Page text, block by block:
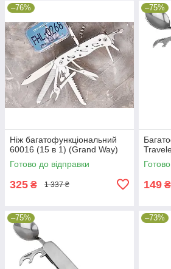
–76%
Ніж багатофункціональний
60016 (15 в 1) (Grand Way)
Готово до відправки
325 ₴ 1 337 ₴
–75%
149 ₴
–75% –73%